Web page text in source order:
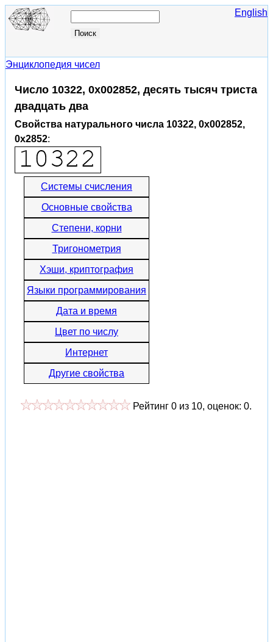
English
Энциклопедия чисел
Число 10322, 0x002852, десять тысяч триста
двадцать два
Свойства натурального числа 10322, 0x002852,
0x2852:
Системы счисления
Основные свойства
Степени, корни
Тригонометрия
Хэши, криптография
Языки программирования
Дата и время
Цвет по числу
Интернет
Другие свойства
Рейтинг 0 из 10, оценок: 0.